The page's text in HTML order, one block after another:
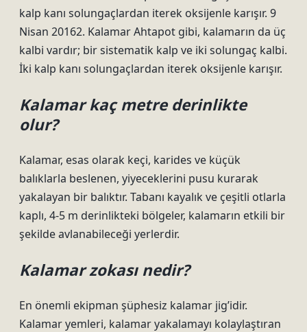
kalp kanı solungaçlardan iterek oksijenle karışır. 9
Nisan 20162. Kalamar Ahtapot gibi, kalamarın da üç
kalbi vardır; bir sistematik kalp ve iki solungaç kalbi.
İki kalp kanı solungaçlardan iterek oksijenle karışır.
Kalamar kaç metre derinlikte
olur?
Kalamar, esas olarak keçi, karides ve küçük
balıklarla beslenen, yiyeceklerini pusu kurarak
yakalayan bir balıktır. Tabanı kayalık ve çeşitli otlarla
kaplı, 4-5 m derinlikteki bölgeler, kalamarın etkili bir
şekilde avlanabileceği yerlerdir.
Kalamar zokası nedir?
En önemli ekipman şüphesiz kalamar jig’idir.
Kalamar yemleri, kalamar yakalamayı kolaylaştıran